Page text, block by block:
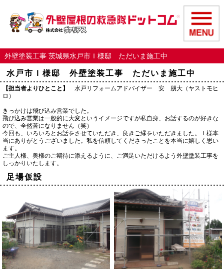
外壁塗装工事 茨城県水戸市Ｉ様邸 ただいま施工中
水戸市Ｉ様邸 外壁塗装工事 ただいま施工中
【担当者よりひとこと】
水戸リフォームアドバイザー 安 朋大（ヤストモヒ
ロ）
きっかけは飛び込み営業でした。
飛び込み営業は一般的に大変というイメージですが私自身、お話するのが好きな
ので、全然苦になりません（笑）
今回も、いろいろとお話をさせていただき、良きご縁をいただきました。Ｉ様本
当にありがとうございました。私を信頼してくださったことを本当に嬉しく思い
ます。
ご主人様、奥様のご期待に添えるように、ご満足いただけるよう外壁塗装工事を
しっかりいたします。
足場仮設